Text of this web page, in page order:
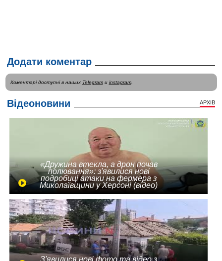
Додати коментар
Коментарі доступні в наших Telegramи instagram.
Відеоновини АРХІВ
«Дружина втекла, а дрон почав
полювання»: з'явилися нові
подробиці атаки на фермера з
Миколаївщини у Херсоні (відео)
З'явилися нові фото та відео з